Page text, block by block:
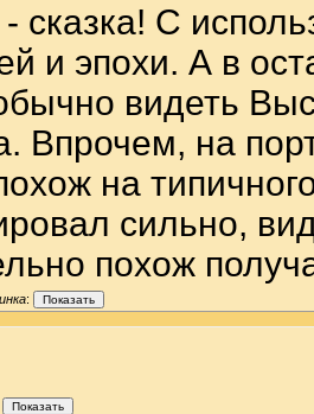
сказка! С
и эпохи. А в
видеть
Впрочем, на
на
сильно,
похож
: